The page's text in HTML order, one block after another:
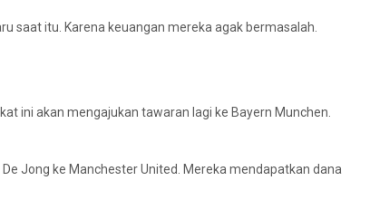
saat itu. Karena keuangan mereka agak bermasalah.
ini akan mengajukan tawaran lagi ke Bayern Munchen.
Jong ke Manchester United. Mereka mendapatkan dana